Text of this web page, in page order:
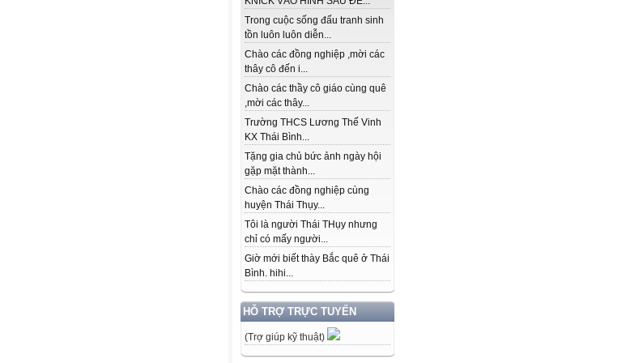
Trong cuộc sống đấu tranh sinh
tồn luôn luôn diễn...
Chào các đồng nghiệp ,mời các
thây cô đến i...
Chào các thầy cô giáo cùng quê
,mời các thây...
Trường THCS Lương Thế Vinh
KX Thái Bình...
Tặng gia chủ bức ảnh ngày hội
gặp mặt thành...
Chào các đồng nghiệp cùng
huyện Thái Thụy...
Tôi là người Thái THụy nhưng
chỉ có mấy người...
Giờ mới biết thày Bắc quê ở Thái
Bình. hihi...
HỖ TRỢ TRỰC TUYẾN
(Trợ giúp kỹ thuật)